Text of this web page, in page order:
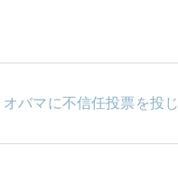
バマに不信任投票を投